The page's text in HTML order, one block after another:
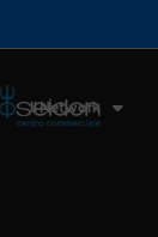
Il Network